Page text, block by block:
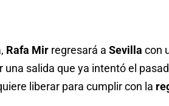
Rafa Mir regresará a Sevilla con
salida que ya intentó el
liberar para cumplir con la